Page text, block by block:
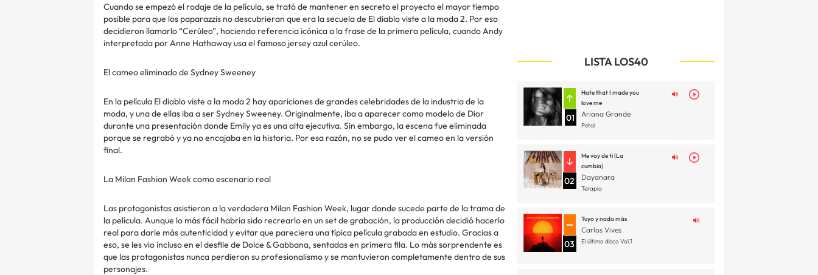
Cuando se empezó el rodaje de la película, se trató de mantener en secreto el proyecto el mayor tiempo
posible para que los paparazzis no descubrieran que era la secuela de El diablo viste a la moda 2. Por eso
decidieron llamarlo “Cerúleo”, haciendo referencia icónica a la frase de la primera película, cuando Andy
interpretada por Anne Hathaway usa el famoso jersey azul cerúleo.
El cameo eliminado de Sydney Sweeney
En la película El diablo viste a la moda 2 hay apariciones de grandes celebridades de la industria de la
moda, y una de ellas iba a ser Sydney Sweeney. Originalmente, iba a aparecer como modelo de Dior
durante una presentación donde Emily ya es una alta ejecutiva. Sin embargo, la escena fue eliminada
porque se regrabó y ya no encajaba en la historia. Por esa razón, no se pudo ver el cameo en la versión
final.
La Milan Fashion Week como escenario real
Las protagonistas asistieron a la verdadera Milan Fashion Week, lugar donde sucede parte de la trama de
la película. Aunque lo más fácil habría sido recrearlo en un set de grabación, la producción decidió hacerlo
real para darle más autenticidad y evitar que pareciera una típica película grabada en estudio. Gracias a
eso, se les vio incluso en el desfile de Dolce & Gabbana, sentadas en primera fila. Lo más sorprendente es
que las protagonistas nunca perdieron su profesionalismo y se mantuvieron completamente dentro de sus
personajes.
LISTA LOS40
01
Hate that I made you
love me
Ariana Grande
Petal
02
Me voy de ti (La
cumbia)
Dayanara
Terapia
03
Tuyo y nada más
Carlos Vives
El último disco Vol.1